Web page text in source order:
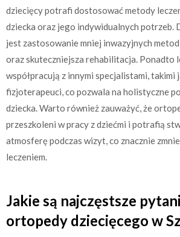
dziecięcy potrafi dostosować metody
dziecka oraz jego indywidualnych potrzeb.
jest zastosowanie mniej inwazyjnych
oraz skuteczniejsza rehabilitacja. Ponadto
współpracują z innymi specjalistami, takimi
fizjoterapeuci, co pozwala na holistyczne
dziecka. Warto również zauważyć, że
przeszkoleni w pracy z dziećmi i potrafią
atmosferę podczas wizyt, co znacznie
leczeniem.
Jakie są najczęstsze
ortopedy dziecięcego w